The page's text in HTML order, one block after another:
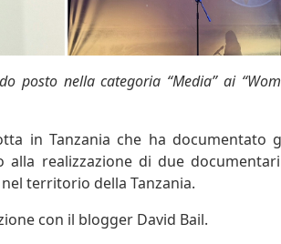
posto nella categoria “Media” ai
in Tanzania che ha documentato
realizzazione di due
territorio della Tanzania.
con il blogger David Bail.